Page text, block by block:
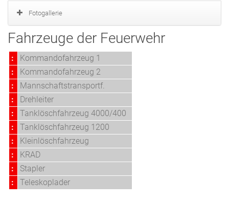
Fotogallerie
Fahrzeuge der Feuerwehr
:
Kommandofahrzeug 1
:
Kommandofahrzeug 2
:
Mannschaftstransportf.
:
Drehleiter
:
Tanklöschfahrzeug 4000/400
:
Tanklöschfahrzeug 1200
:
Kleinlöschfahrzeug
:
KRAD
:
Stapler
:
Teleskoplader